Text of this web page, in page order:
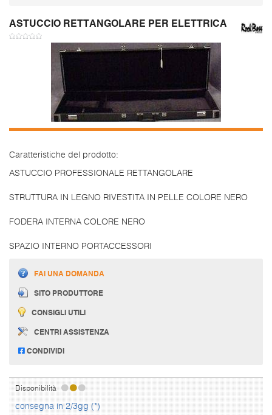
ASTUCCIO RETTANGOLARE PER ELETTRICA
Caratteristiche del prodotto:
ASTUCCIO PROFESSIONALE RETTANGOLARE
STRUTTURA IN LEGNO RIVESTITA IN PELLE COLORE NERO
FODERA INTERNA COLORE NERO
SPAZIO INTERNO PORTACCESSORI
FAI UNA DOMANDA
SITO PRODUTTORE
CONSIGLI UTILI
CENTRI ASSISTENZA
CONDIVIDI
Disponibilità
consegna in 2/3gg (*)